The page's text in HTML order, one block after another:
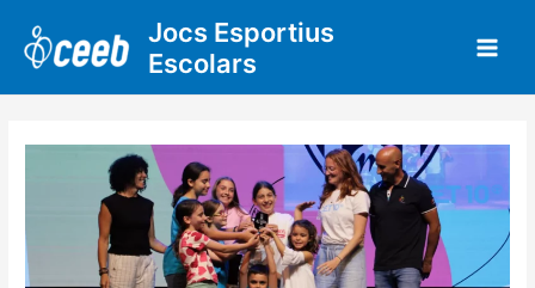
contingut
Jocs Esportius
Escolars